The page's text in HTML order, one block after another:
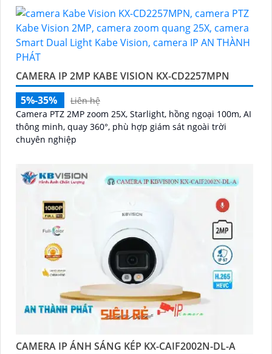
CAMERA IP 2MP KABE VISION KX-CD2257MPN
5%-35%
Liên hệ
Camera PTZ 2MP zoom 25X, Starlight, hồng ngoại 100m, AI
thông minh, quay 360°, phù hợp giám sát ngoài trời
chuyên nghiệp
CAMERA IP ÁNH SÁNG KÉP KX-CAIF2002N-DL-A